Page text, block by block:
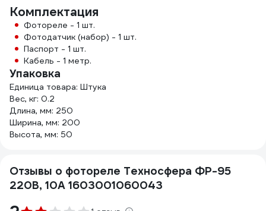
Комплектация
Фотореле - 1 шт.
Фотодатчик (набор) - 1 шт.
Паспорт - 1 шт.
Кабель - 1 метр.
Упаковка
Единица товара: Штука
Вес, кг: 0.2
Длина, мм: 250
Ширина, мм: 200
Высота, мм: 50
Отзывы о фотореле Техносфера ФР-95
220В, 10А 1603001060043